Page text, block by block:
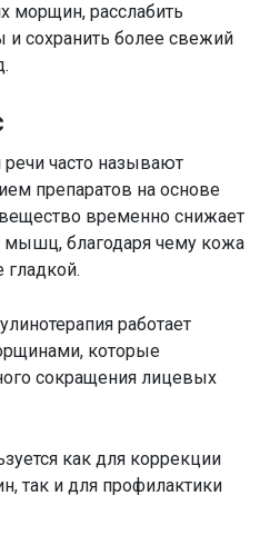
морщин, расслабить
сохранить более свежий
часто называют
препаратов на основе
временно снижает
мышц, благодаря чему кожа
гладкой.
работает
которые
сокращения лицевых
как для коррекции
так и для профилактики